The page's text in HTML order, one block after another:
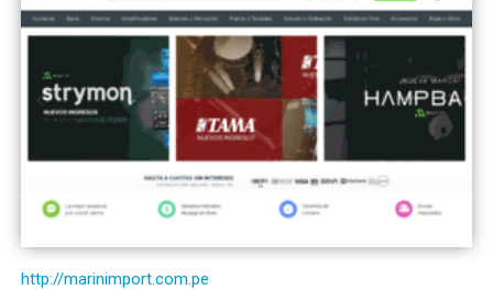
http://marinimport.com.pe